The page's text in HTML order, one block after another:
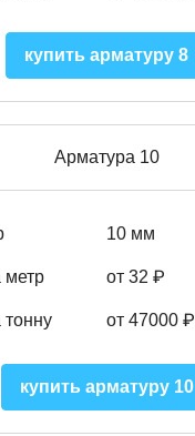
купить арматуру 8
Арматура 10
10 мм
метр от 32 ₽
тонну от 47000 ₽
купить арматуру 10